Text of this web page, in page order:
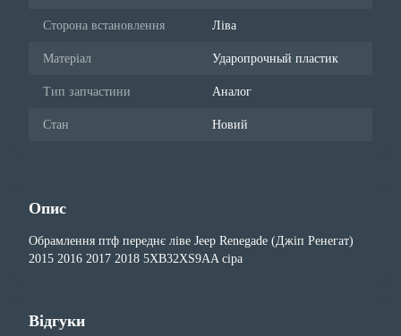
Сторона встановлення Ліва
Матеріал Ударопрочный пластик
Тип запчастини Аналог
Стан Новий
Опис
Обрамлення птф переднє ліве Jeep Renegade (Джіп Ренегат)
2015 2016 2017 2018 5XB32XS9AA сіра
Відгуки